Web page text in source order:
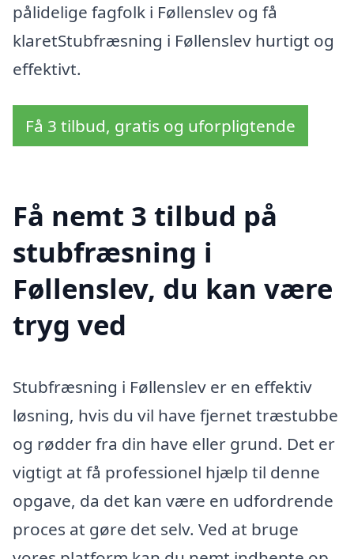
pålidelige fagfolk i Føllenslev og få
klaretStubfræsning i Føllenslev hurtigt og
effektivt.
Få 3 tilbud, gratis og uforpligtende
Få nemt 3 tilbud på
stubfræsning i
Føllenslev, du kan være
tryg ved
Stubfræsning i Føllenslev er en effektiv
løsning, hvis du vil have fjernet træstubbe
og rødder fra din have eller grund. Det er
vigtigt at få professionel hjælp til denne
opgave, da det kan være en udfordrende
proces at gøre det selv. Ved at bruge